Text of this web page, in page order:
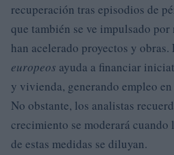
recuperación tras episodios de
que también se ve impulsado por
han acelerado proyectos y obras.
europeos ayuda a financiar
y vivienda, generando empleo
No obstante, los analistas
crecimiento se moderará cuando
de estas medidas se diluyan.